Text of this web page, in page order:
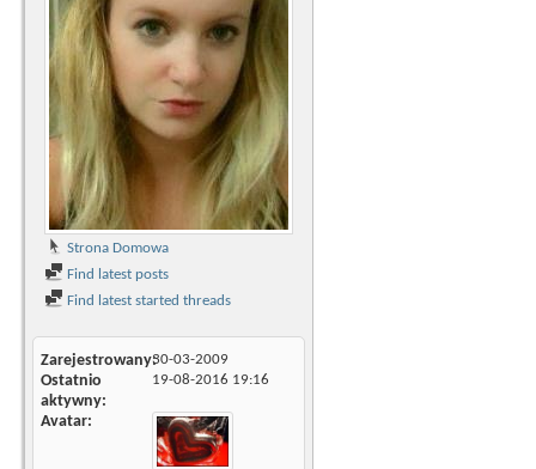
Strona Domowa
Find latest posts
Find latest started threads
Zarejestrowany30-03-2009
Ostatnio
aktywny
19-08-2016 19:16
Avatar